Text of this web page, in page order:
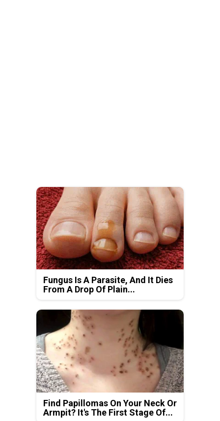
Fungus Is A Parasite, And It Dies
From A Drop Of Plain...
Find Papillomas On Your Neck Or
Armpit? It's The First Stage Of...